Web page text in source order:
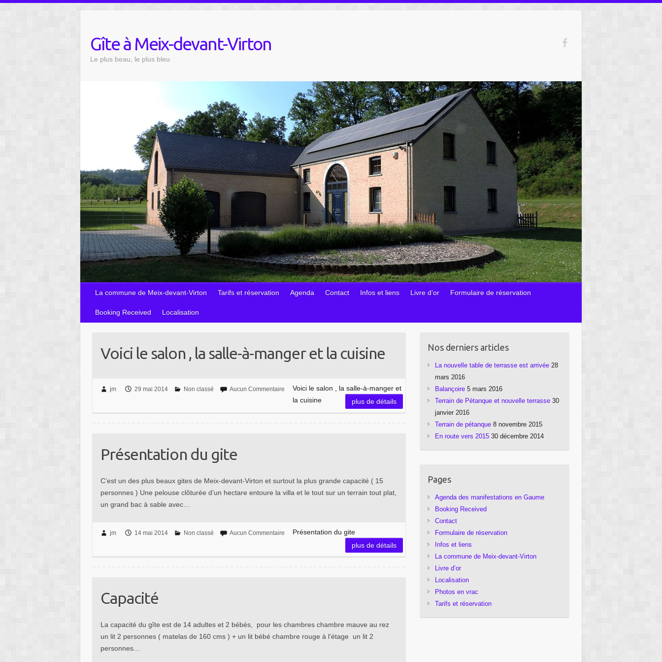
content
Gîte à Meix-devant-Virton
Le plus beau, le plus bleu
La commune de Meix-devant-Virton Tarifs et réservation Agenda Contact Infos et liens Livre d’or Formulaire de réservation
Booking Received Localisation
Voici le salon , la salle-à-manger et la cuisine
jm 29 mai 2014 Non classé Aucun Commentaire
Voici le salon , la salle-à-manger et
la cuisine
plus de détails
Présentation du gite
C’est un des plus beaux gites de Meix-devant-Virton et surtout la plus grande capacité ( 15
personnes ) Une pelouse clôturée d’un hectare entoure la villa et le tout sur un terrain tout plat,
un grand bac à sable avec…
jm 14 mai 2014 Non classé Aucun Commentaire
Présentation du gite
plus de détails
Capacité
La capacité du gîte est de 14 adultes et 2 bébés, pour les chambres chambre mauve au rez
un lit 2 personnes ( matelas de 160 cms ) + un lit bébé chambre rouge à l’étage un lit 2
personnes…
Nos derniers articles
La nouvelle table de terrasse est arrivée 28
mars 2016
Balançoire 5 mars 2016
Terrain de Pétanque et nouvelle terrasse 30
janvier 2016
Terrain de pétanque 8 novembre 2015
En route vers 2015 30 décembre 2014
Pages
Agenda des manifestations en Gaume
Booking Received
Contact
Formulaire de réservation
Infos et liens
La commune de Meix-devant-Virton
Livre d’or
Localisation
Photos en vrac
Tarifs et réservation